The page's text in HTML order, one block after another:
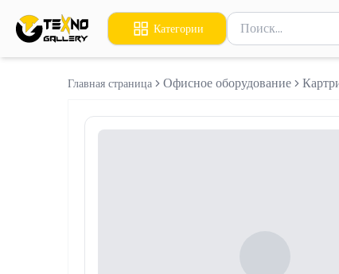
Категории
Поиск товаров
Введите минимум 2
Главная страница Офисное оборудование